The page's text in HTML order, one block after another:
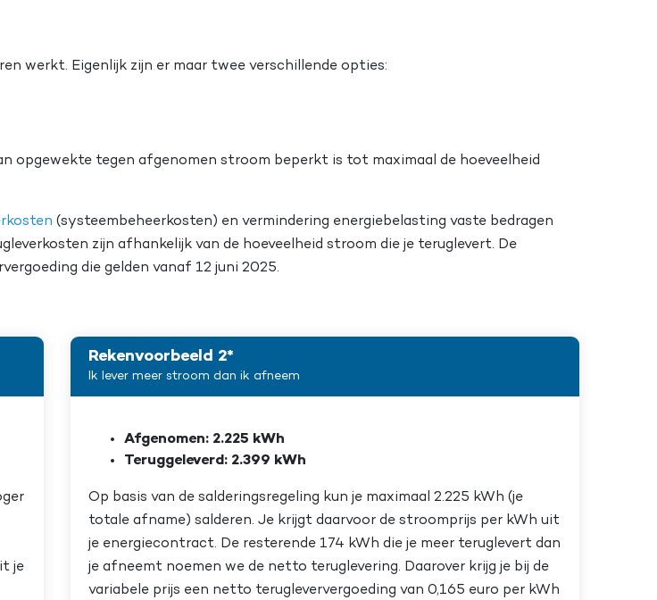
werkt. Eigenlijk zijn er maar twee verschillende opties:
opgewekte tegen afgenomen stroom beperkt is tot maximaal de hoeveelheid
(systeembeheerkosten) en vermindering energiebelasting vaste bedragen
zijn afhankelijk van de hoeveelheid stroom die je teruglevert. De
die gelden vanaf 12 juni 2025.
je
Rekenvoorbeeld 2*
Ik lever meer stroom dan ik afneem
Afgenomen: 2.225 kWh
Teruggeleverd: 2.399 kWh
Op basis van de salderingsregeling kun je maximaal 2.225 kWh (je
totale afname) salderen. Je krijgt daarvoor de stroomprijs per kWh uit
je energiecontract. De resterende 174 kWh die je meer teruglevert dan
je afneemt noemen we de netto teruglevering. Daarover krijg je bij de
variabele prijs een netto terugleververgoeding van 0,165 euro per kWh